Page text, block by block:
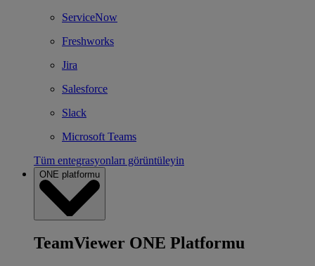
ServiceNow
Freshworks
Jira
Salesforce
Slack
Microsoft Teams
Tüm entegrasyonları görüntüleyin
ONE platformu
TeamViewer ONE Platformu